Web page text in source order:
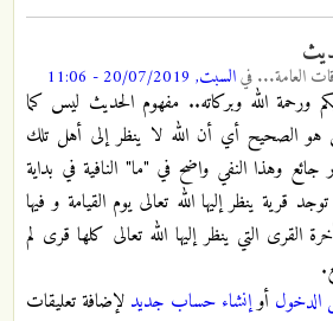
العامة... فيالسبت, 20/07/2019 - 11:06
ورحمة الله وبركاته.. مفهوم الحديث ليس كما
الصحيح أي أن الله لا ينظر إلى أهل تلك
جائع وهذا النفي واضح في "ما" النافية في بداية
توجد قرية ينظر إليها الله تعالى يوم القيامة و فيها
القرى التي ينظر إليها الله تعالى كلها قرى لم
الدخول أوإنشاء حساب جديد لإضافة تعليقات